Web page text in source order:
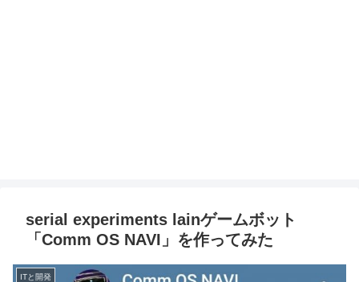
serial experiments lainゲームボット
「Comm OS NAVI」を作ってみた
ITと開発